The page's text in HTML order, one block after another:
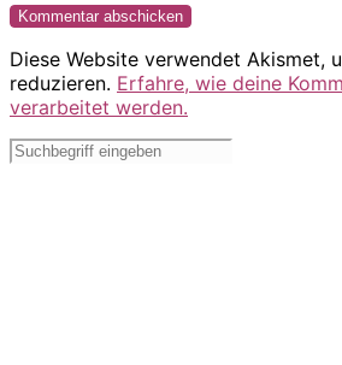
Diese Website verwendet Akismet,
reduzieren. Erfahre, wie deine
verarbeitet werden.